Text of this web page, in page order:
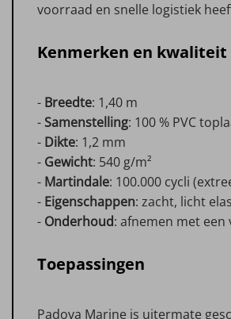
voorraad en snelle logistiek
Kenmerken en kwaliteit
- Breedte: 1,40 m
-Samenstelling: 100 % PVC
- Dikte: 1,2 mm
- Gewicht: 540 g/m²
- Martindale: 100.000 cycli
- Eigenschappen: zacht, licht
- Onderhoud: afnemen met
Toepassingen
Padova Marine is uitermate